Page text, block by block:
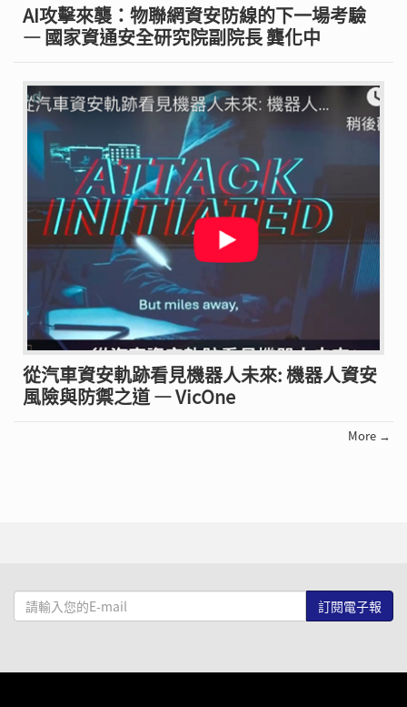
AI攻擊來襲：物聯網資安防線的下一場考驗
— 國家資通安全研究院副院長 龔化中
從汽車資安軌跡看見機器人未來: 機器人資安
風險與防禦之道 — VicOne
More →
請
輸